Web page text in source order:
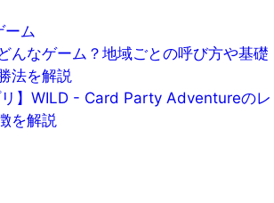
ーム
んなゲーム？地域ごとの呼び方や基礎
法を解説
リ】WILD - Card Party Adventureのレ
を解説